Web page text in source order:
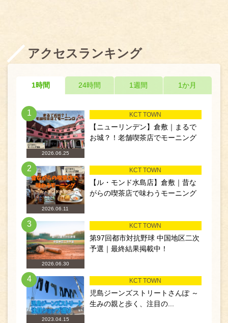
アクセスランキング
1時間 24時間 1週間 1か月
1
2026.06.25
KCT TOWN
【ニューリンデン】倉敷｜まるで
お城？！老舗喫茶店でモーニング
2
2026.06.11
KCT TOWN
【ル・モンド水島店】倉敷｜昔な
がらの喫茶店で味わうモーニング
3
2026.06.30
KCT TOWN
第97回都市対抗野球 中国地区二次
予選｜最終結果掲載中！
4
2023.04.15
KCT TOWN
児島ジーンズストリートさんぽ ～
生みの親と歩く、注目の...